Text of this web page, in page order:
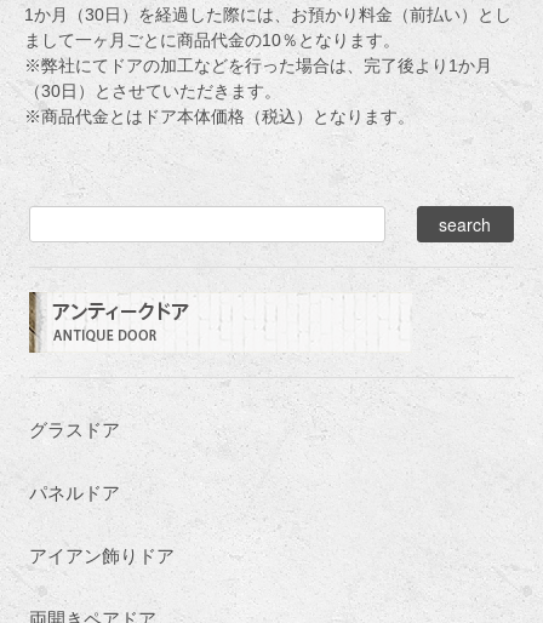
1か月（30日）を経過した際には、お預かり料金（前払い）とし
まして一ヶ月ごとに商品代金の10％となります。
※弊社にてドアの加工などを行った場合は、完了後より1か月
（30日）とさせていただきます。
※商品代金とはドア本体価格（税込）となります。
グラスドア
パネルドア
アイアン飾りドア
両開きペアドア